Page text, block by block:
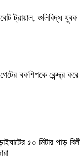
ট্রায়াল, গুলিবিদ্ধ যুবক
বকশিশকে কেন্দ্র করে
৫০ মিটার পাড়